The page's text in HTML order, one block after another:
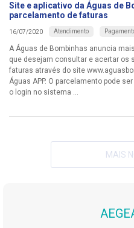
Site e aplicativo da Águas de
parcelamento de faturas
16/07/2020 Atendimento
A Águas de Bombinhas anuncia
que desejam consultar e acertar os
faturas através do site
Águas APP. O parcelamento pode
o login no sistema ...
MAIS